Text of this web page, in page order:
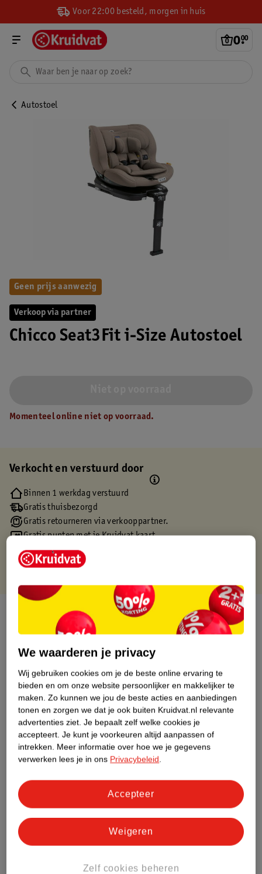
Voor 22:00 besteld, morgen in huis
0.
00
Autostoel
Verkoop via partner
Chicco Seat3Fit i-Size Autostoel
Geen prijs aanwezig
Momenteel online niet op voorraad.
Verkocht en verstuurd door
Binnen 1 werkdag verstuurd
Gratis thuisbezorgd
Gratis retourneren via verkooppartner.
Gratis punten met je Kruidvat kaart
Over dit product
Nature Impact Score
Dit product heeft (nog) geen Nature
Impact Score.
Meer informatie
Bestel & Bezorginformatie
Bekijk ook
Hoe controleren wij de reviews?
We waarderen je privacy
Wij gebruiken cookies om je de beste online ervaring te
bieden en om onze website persoonlijker en makkelijker te
maken. Zo kunnen we jou de beste acties en aanbiedingen
tonen en zorgen we dat je ook buiten Kruidvat.nl relevante
advertenties ziet. Je bepaalt zelf welke cookies je
accepteert. Je kunt je voorkeuren altijd aanpassen of
intrekken. Meer informatie over hoe we je gegevens
verwerken lees je in ons Privacybeleid.
Zelf cookies beheren
Weigeren
Accepteer